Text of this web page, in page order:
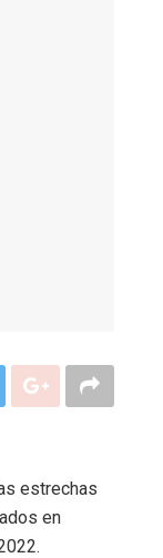
estrechas
en